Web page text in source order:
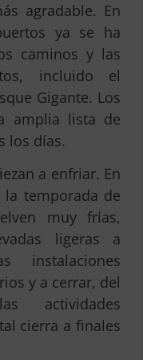
agradable. En
ya se ha
caminos y las
incluido el
Gigante. Los
amplia lista de
los días.
a enfriar. En
la temporada de
muy frías,
ligeras a
instalaciones
y a cerrar, del
actividades
cierra a finales